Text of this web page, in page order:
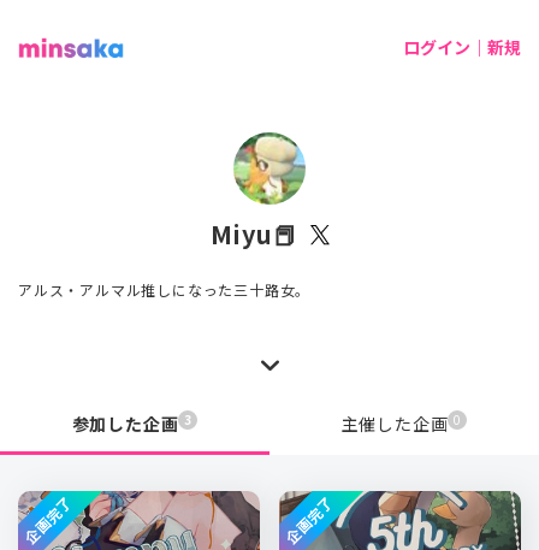
ログイン｜新規
Miyu📕
アルス・アルマル推しになった三十路女。
参加した企画 3 主催した企画 0
企画完了 企画完了